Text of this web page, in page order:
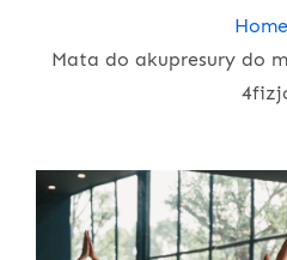
Home
Mata do akupresury do